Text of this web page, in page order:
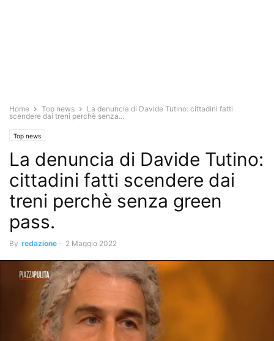
Home Top news
La denuncia di Davide Tutino: cittadini fatti
scendere dai treni perchè senza...
Top news
La denuncia di Davide Tutino:
cittadini fatti scendere dai
treni perchè senza green
pass.
By redazione - 2 Maggio 2022